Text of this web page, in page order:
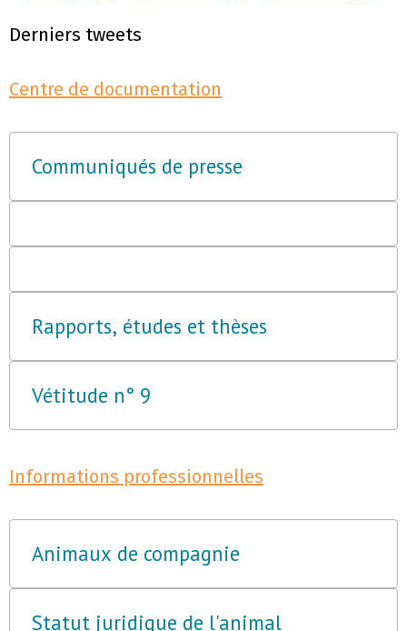
Derniers tweets
Centre de documentation
Communiqués de presse
Rapports, études et thèses
Vétitude n° 9
Informations professionnelles
Animaux de compagnie
Statut juridique de l'animal